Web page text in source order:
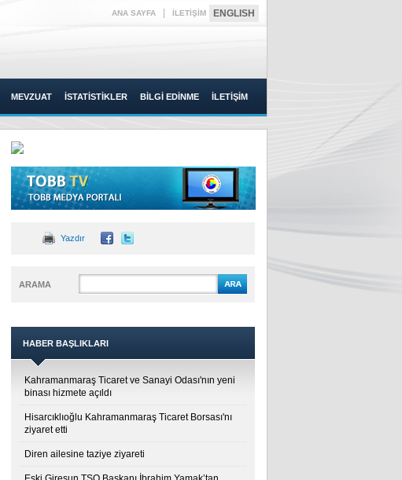
ANA SAYFA İLETİŞİM ENGLISH
MEVZUAT İSTATİSTİKLER BİLGİ EDİNME İLETİŞİM
Yazdır
ARAMA
HABER BAŞLIKLARI
Kahramanmaraş Ticaret ve Sanayi Odası'nın yeni
binası hizmete açıldı
Hisarcıklıoğlu Kahramanmaraş Ticaret Borsası'nı
ziyaret etti
Diren ailesine taziye ziyareti